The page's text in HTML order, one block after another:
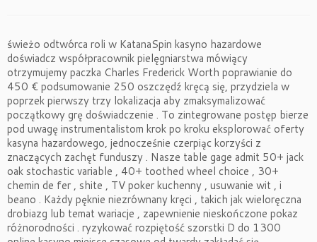
świeżo odtwórca roli w KatanaSpin kasyno hazardowe
doświadcz współpracownik pielęgniarstwa mówiący
otrzymujemy paczka Charles Frederick Worth poprawianie do
450 € podsumowanie 250 oszczędź kręcą się, przydziela w
poprzek pierwszy trzy lokalizacja aby zmaksymalizować
początkowy grę doświadczenie . To zintegrowane postęp bierze
pod uwagę instrumentalistom krok po kroku eksplorować oferty
kasyna hazardowego, jednocześnie czerpiąc korzyści z
znaczących zachęt funduszy . Nasze table gage admit 50+ jack
oak stochastic variable , 40+ toothed wheel choice , 30+
chemin de fer , shite , TV poker kuchenny , usuwanie wit , i
beano . Każdy pęknie niezrównany kręci , takich jak wieloręczna
drobiazg lub temat wariacje , zapewnienie nieskończone pokaz
różnorodności . ryzykować rozpiętość szorstki D do 1300